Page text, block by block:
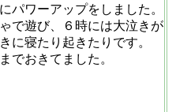
パワーアップをしました。
で遊び、６時には大泣きが
に寝たり起きたりです。
でおきてました。